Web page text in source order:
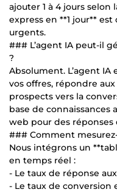
ajouter 1 à 4 jours selon
express en **1 jour**
urgents.
### L’agent IA peut-il
?
Absolument. L’agent
vos offres, répondre
prospects vers la
base de connaissances
web pour des réponses
### Comment
Nous intégrons un
en temps réel :
- Le taux de réponse
- Le taux de conversion